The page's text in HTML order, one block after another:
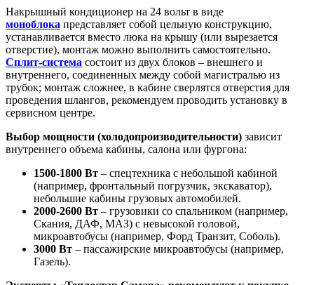
Накрышный кондиционер на 24 вольт в виде
моноблока представляет собой цельную конструкцию,
устанавливается вместо люка на крышу (или вырезается
отверстие), монтаж можно выполнить самостоятельно.
Сплит-система состоит из двух блоков – внешнего и
внутреннего, соединенных между собой магистралью из
трубок; монтаж сложнее, в кабине сверлятся отверстия для
проведения шлангов, рекомендуем проводить установку в
сервисном центре.
Выбор мощности (холодопроизводительности) зависит
внутреннего объема кабины, салона или фургона:
1500-1800 Вт – спецтехника с небольшой кабиной
(например, фронтальный погрузчик, экскаватор),
небольшие кабины грузовых автомобилей.
2000-2600 Вт – грузовики со спальником (например,
Скания, ДАФ, МАЗ) с невысокой головой,
микроавтобусы (например, Форд Транзит, Соболь).
3000 Вт – пассажирские микроавтобусы (например,
Газель).